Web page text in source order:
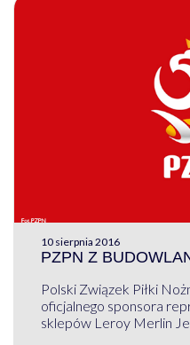
10 sierpnia 2016
PZPN Z
Polski Związek Piłki
oficjalnego sponsora
sklepów Leroy Merlin